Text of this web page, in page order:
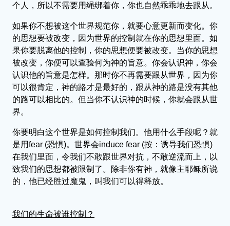
个人，所以不需要用绳绑着你，你也自然乖乖地去跟从。
如果你不想被这个世界规范你，就要心意更新而变化。你
的思想要被改变，因为世界的控制就在你的思想里面。如
果你要脱离他的控制，你的思想便要被改变。当你的思想
被改变，你便可以查验何为神的旨意。你会认识神，你会
认识他的旨意是怎样。那时你不再需要跟从世界，因为你
可以很肯定，神的路才是最好的，跟从神的路是没有其他
的路可以相比的。但当你不认识神的时候，你就会跟从世
界。
你要明白这个世界是如何控制我们。他用什么手段呢？就
是用fear (恐惧)。世界会induce fear (按：诱导我们恐惧)
在我们里面，令我们不敢跟世界对抗，不敢逆流而上，以
致我们的思想都被限制了。除非你有神，就像主耶稣所说
的，他已经胜过魔鬼，叫我们可以得释放。
我们的生命被谁控制？